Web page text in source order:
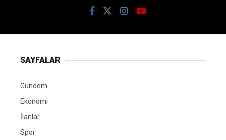
SAYFALAR
Gündem
Ekonomi
İlanlar
Spor